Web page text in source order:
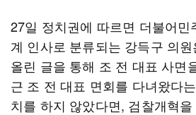
27일 정치권에 따르면 더불어민
계 인사로 분류되는 강득구 의
올린 글을 통해 조 전 대표 사면
근 조 전 대표 면회를 다녀왔다
치를 하지 않았다면, 검찰개혁